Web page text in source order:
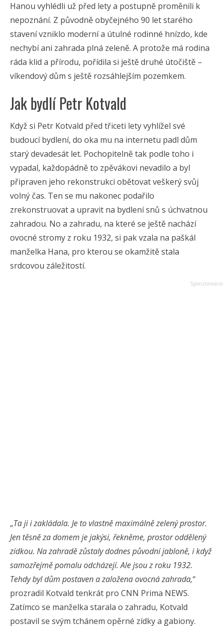
Hanou vyhlédli už před lety a postupně proměnili k
nepoznání. Z původně obyčejného 90 let starého
stavení vzniklo moderní a útulné rodinné hnízdo, kde
nechybí ani zahrada plná zeleně. A protože má rodina
ráda klid a přírodu, pořídila si ještě druhé útočiště –
víkendový dům s ještě rozsáhlejším pozemkem.
Jak bydlí Petr Kotvald
Když si Petr Kotvald před třiceti lety vyhlížel své
budoucí bydlení, do oka mu na internetu padl dům
starý devadesát let. Pochopitelně tak podle toho i
vypadal, každopádně to zpěvákovi nevadilo a byl
připraven jeho rekonstrukci obětovat veškerý svůj
volný čas. Ten se mu nakonec podařilo
zrekonstruovat a upravit na bydlení snů s úchvatnou
zahradou. No a zahradu, na které se ještě nachází
ovocné stromy z roku 1932, si pak vzala na paškál
manželka Hana, pro kterou se okamžitě stala
srdcovou záležitostí.
„Ta ji i zakládala. Je to vlastně maximálně zelený prostor.
Jen těsně za domem je jakýsi, řekněme, prostor oddělený
zídkou. Na zahradě zůstaly dodnes původní jabloně, i když
samozřejmě pomalu odcházejí. Ale jsou z roku 1932.
Tehdy byl dům postaven a založena ovocná zahrada,“
prozradil Kotvald tenkrát pro CNN Prima NEWS.
Zatímco se manželka starala o zahradu, Kotvald
postavil se svým tchánem opěrné zídky a gabiony.